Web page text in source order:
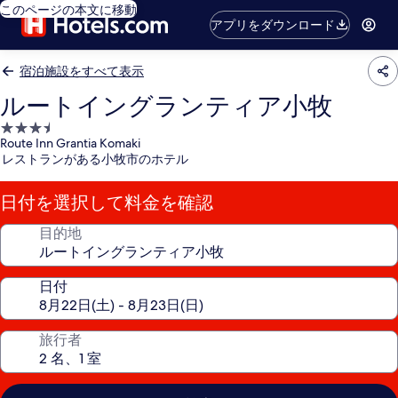
このページの本文に移動
アプリをダウンロード
宿泊施設をすべて表示
ルートイングランティア小牧
3.5
つ
星
宿
泊
施
Route Inn Grantia Komaki
レストランがある小牧市のホテル
日付を選択して料金を確認
目的地
日付
旅行者